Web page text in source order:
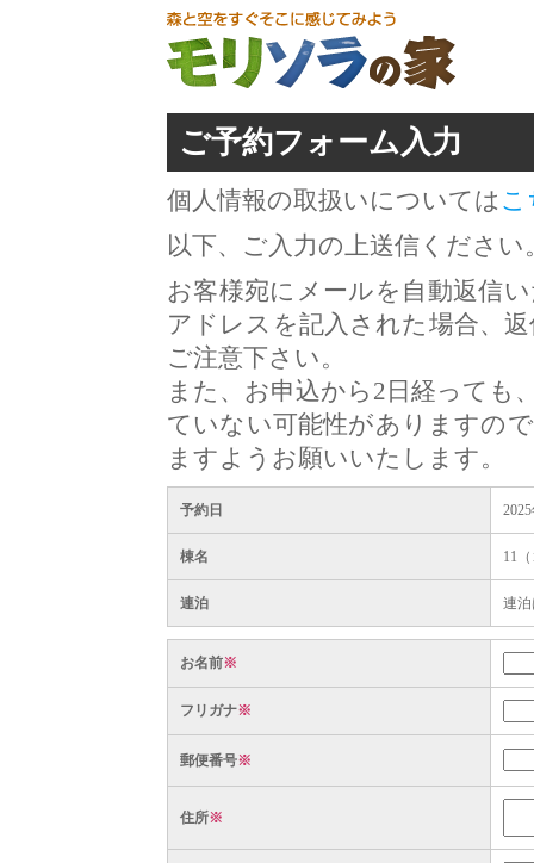
ご予約フォーム入力
個人情報の取扱いについては こ
以下、ご入力の上送信ください
お客様宛にメールを自動返信
アドレスを記入された場合、
ご注意下さい。
また、お申込から2日経っても
ていない可能性がありますの
ますようお願いいたします。
予約日
棟名 11
連泊 連
お名前※
フリガナ※
郵便番号※
住所※